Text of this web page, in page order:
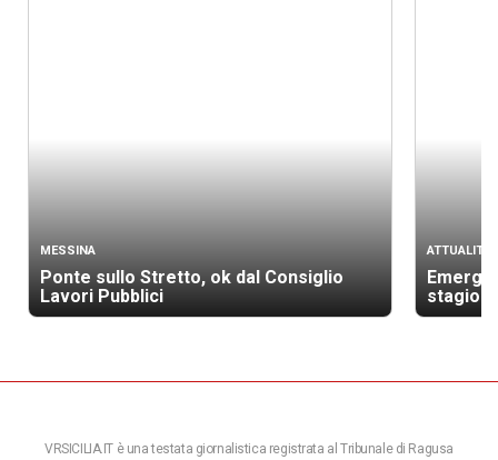
MESSINA
Ponte sullo Stretto, ok dal Consiglio
Lavori Pubblici
ATTUALITÀ
VRSICILIA.IT è una testata giornalistica registrata al Tribunale di Ragusa